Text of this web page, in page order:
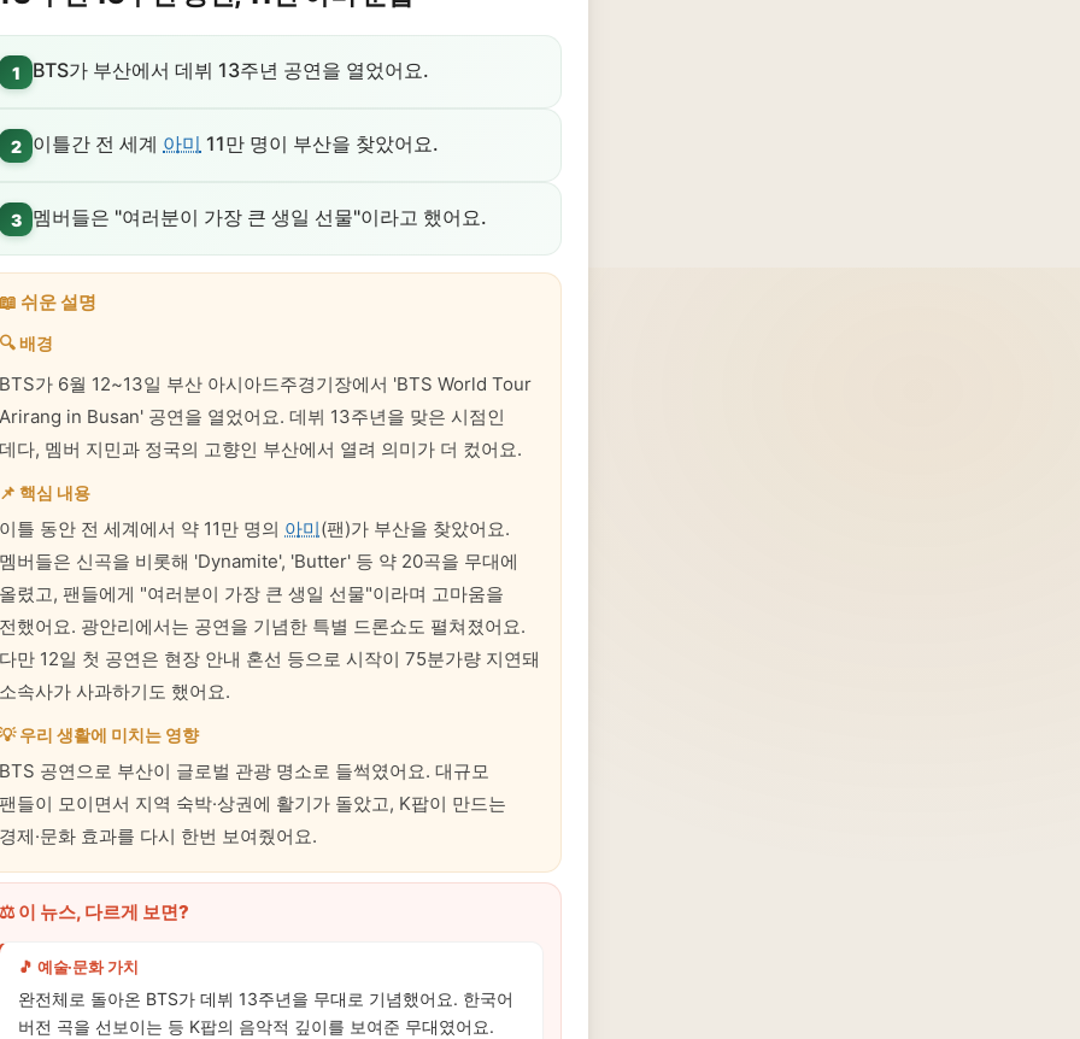
1 BTS가 부산에서 데뷔 13주년 공연을 열었어요.
2 이틀간 전 세계 아미 11만 명이 부산을 찾았어요.
3 멤버들은 "여러분이 가장 큰 생일 선물"이라고 했어요.
📖 쉬운 설명
🔍 배경
BTS가 6월 12~13일 부산 아시아드주경기장에서 'BTS World Tour
Arirang in Busan' 공연을 열었어요. 데뷔 13주년을 맞은 시점인
데다, 멤버 지민과 정국의 고향인 부산에서 열려 의미가 더 컸어요.
📌 핵심 내용
이틀 동안 전 세계에서 약 11만 명의 아미(팬)가 부산을 찾았어요.
멤버들은 신곡을 비롯해 'Dynamite', 'Butter' 등 약 20곡을 무대에
올렸고, 팬들에게 "여러분이 가장 큰 생일 선물"이라며 고마움을
전했어요. 광안리에서는 공연을 기념한 특별 드론쇼도 펼쳐졌어요.
다만 12일 첫 공연은 현장 안내 혼선 등으로 시작이 75분가량 지연돼
소속사가 사과하기도 했어요.
💡 우리 생활에 미치는 영향
BTS 공연으로 부산이 글로벌 관광 명소로 들썩였어요. 대규모
팬들이 모이면서 지역 숙박·상권에 활기가 돌았고, K팝이 만드는
경제·문화 효과를 다시 한번 보여줬어요.
⚖️ 이 뉴스, 다르게 보면?
🎵 예술·문화 가치
완전체로 돌아온 BTS가 데뷔 13주년을 무대로 기념했어요. 한국어
버전 곡을 선보이는 등 K팝의 음악적 깊이를 보여준 무대였어요.